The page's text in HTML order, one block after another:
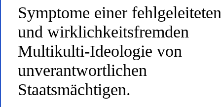
Symptome einer fehlgeleiteten
und wirklichkeitsfremden
Multikulti-Ideologie von
unverantwortlichen
Staatsmächtigen.